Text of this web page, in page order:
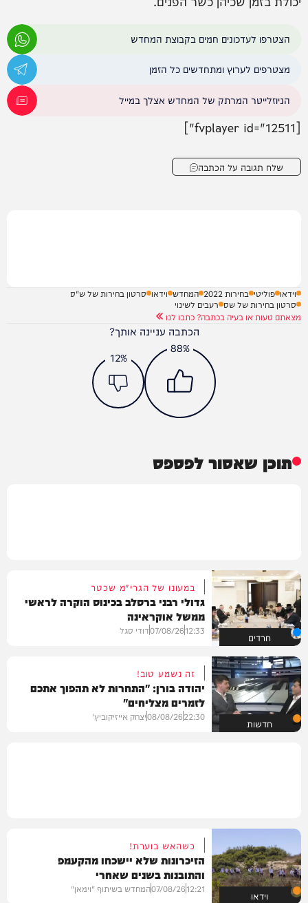
הצטרפו לעדכונים חמים בקבוצת המחדש
מצטרפים לערוץ ומתחדשים כל הזמן
הניוזלייטר המרתק של המחדש אצלך במייל
[fvplayer id="12511"]
שלח תגובה על הכתבה
וידאו פוליטי בחירות 2022 המחדש וידאו סרטון בחירות של ש"ס
סרטון בחירות של שס רעבים לשינוי
מצאתם טעות או בעיה בכתבה? כתבו לנו
הכתבה עניינה אותך?
88%
12%
תוכן שאסור לפספס
חרדים
במעונו של הגרי"מ שכטר
גדולי רבני ברסלב בכינוס הוקרה לראשי
ממשל אוקראינה
12:33
07/08/26דודי סגל
חדשות
זה נשמע טוב!
יהודה בורן: "התחרות לא תהפוך אתכם
לזמרים מצליחים"
22:30
08/08/26יצחק אייזיקוביץ'
וידאו
כשהאש בוערת!
הזיכרונות שלא יישכחו מהקעמפ
והתובנות בשנים שאחרי
12:21
07/08/26המחדש בשיתוף "וימאן"